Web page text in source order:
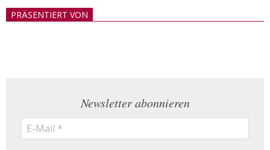
21PRÄSENTIERT VON
Newsletter abonnieren